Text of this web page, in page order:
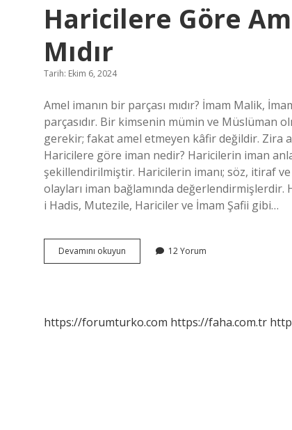
Haricilere Göre
Mıdır
Tarih: Ekim 6, 2024
Amel imanın bir parçası mıdır? İmam Malik,
parçasıdır. Bir kimsenin mümin ve Müslüman
gerekir; fakat amel etmeyen kâfir değildir. Zira
Haricilere göre iman nedir? Haricilerin iman
şekillendirilmiştir. Haricilerin imanı; söz, itiraf
olayları iman bağlamında değerlendirmişlerdir.
i Hadis, Mutezile, Hariciler ve İmam Şafii gibi…
Devamını okuyun Haricilere
Göre
Mıdır
12 Yorum
https://forumturko.com https://faha.com.tr